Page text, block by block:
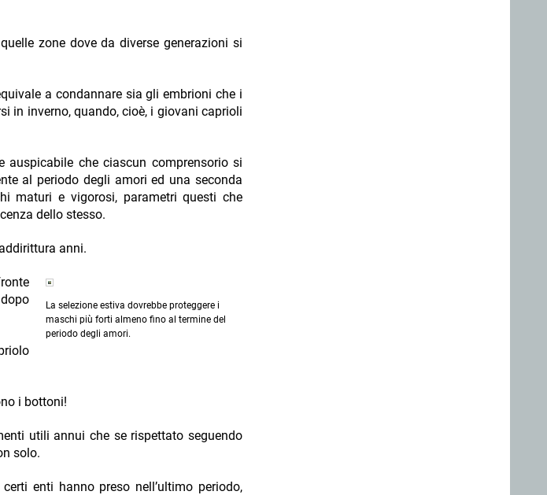
zone dove da diverse generazioni si
a condannare sia gli embrioni che i
in inverno, quando, cioè, i giovani caprioli
auspicabile che ciascun comprensorio si
al periodo degli amori ed una seconda
maturi e vigorosi, parametri questi che
dello stesso.
anni.
La selezione estiva dovrebbe proteggere i
maschi più forti almeno fino al termine del
periodo degli amori.
i bottoni!
utili annui che se rispettato seguendo
solo.
enti hanno preso nell’ultimo periodo,